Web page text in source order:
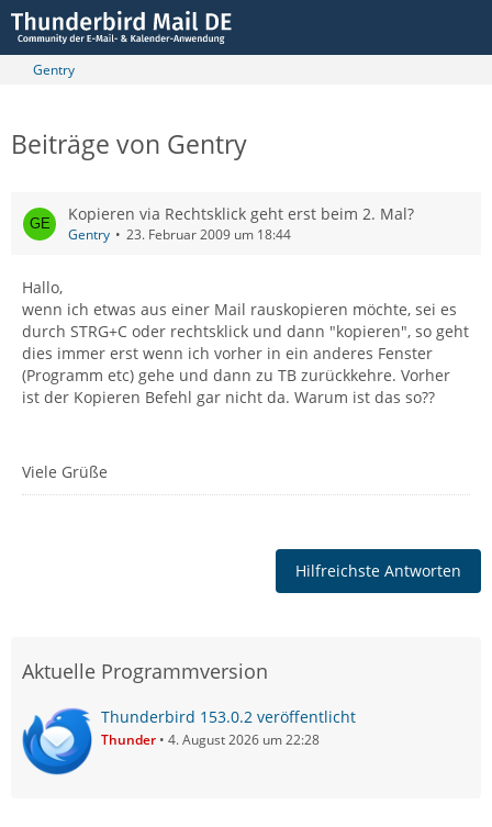
Gentry
Beiträge von Gentry
Kopieren via Rechtsklick geht erst beim 2. Mal?
Gentry 23. Februar 2009 um 18:44
Hallo,
wenn ich etwas aus einer Mail rauskopieren möchte, sei es
durch STRG+C oder rechtsklick und dann "kopieren", so geht
dies immer erst wenn ich vorher in ein anderes Fenster
(Programm etc) gehe und dann zu TB zurückkehre. Vorher
ist der Kopieren Befehl gar nicht da. Warum ist das so??
Viele Grüße
Hilfreichste Antworten
Aktuelle Programmversion
Thunderbird 153.0.2 veröffentlicht
Thunder 4. August 2026 um 22:28